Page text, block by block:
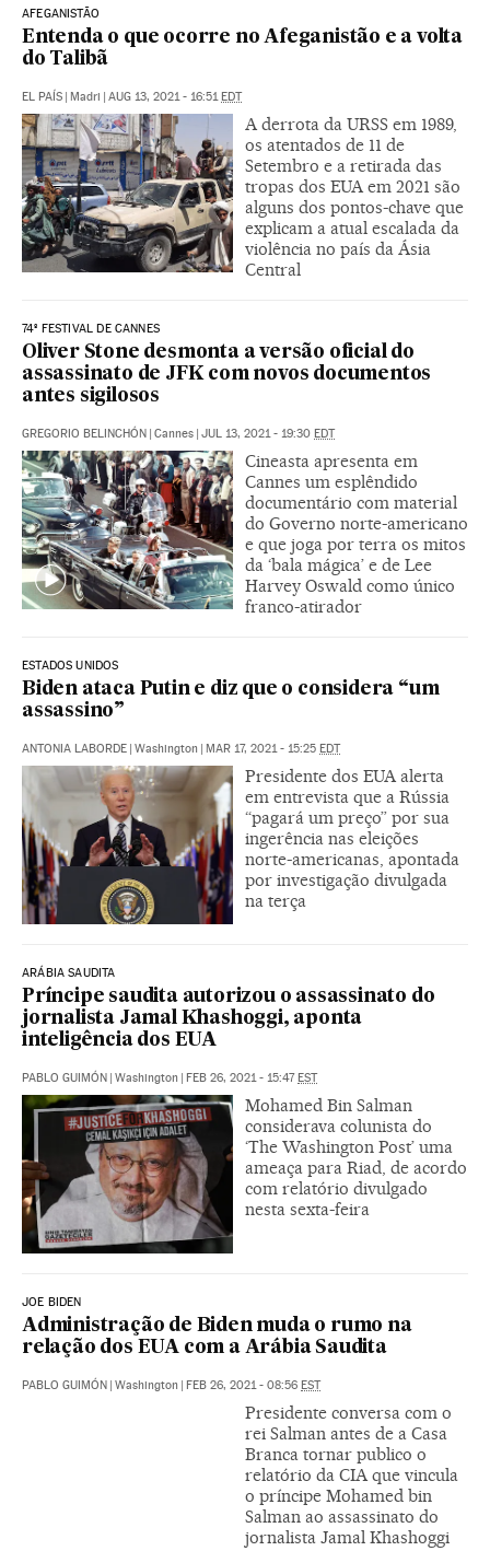
AFEGANISTÃO
Entenda o que ocorre no Afeganistão e a volta
do Talibã
EL PAÍS Madri AUG 13, 2021 - 16:51 EDT
A derrota da URSS em 1989,
os atentados de 11 de
Setembro e a retirada das
tropas dos EUA em 2021 são
alguns dos pontos-chave que
explicam a atual escalada da
violência no país da Ásia
Central
74º FESTIVAL DE CANNES
Oliver Stone desmonta a versão oficial do
assassinato de JFK com novos documentos
antes sigilosos
GREGORIO BELINCHÓN Cannes JUL 13, 2021 - 19:30 EDT
Cineasta apresenta em
Cannes um esplêndido
documentário com material
do Governo norte-americano
e que joga por terra os mitos
da ‘bala mágica’ e de Lee
Harvey Oswald como único
franco-atirador
ESTADOS UNIDOS
Biden ataca Putin e diz que o considera “um
assassino”
ANTONIA LABORDE Washington MAR 17, 2021 - 15:25 EDT
Presidente dos EUA alerta
em entrevista que a Rússia
“pagará um preço” por sua
ingerência nas eleições
norte-americanas, apontada
por investigação divulgada
na terça
ARÁBIA SAUDITA
Príncipe saudita autorizou o assassinato do
jornalista Jamal Khashoggi, aponta
inteligência dos EUA
PABLO GUIMÓN Washington FEB 26, 2021 - 15:47 EST
Mohamed Bin Salman
considerava colunista do
‘The Washington Post’ uma
ameaça para Riad, de acordo
com relatório divulgado
nesta sexta-feira
JOE BIDEN
Administração de Biden muda o rumo na
relação dos EUA com a Arábia Saudita
PABLO GUIMÓN Washington FEB 26, 2021 - 08:56 EST
Presidente conversa com o
rei Salman antes de a Casa
Branca tornar publico o
relatório da CIA que vincula
o príncipe Mohamed bin
Salman ao assassinato do
jornalista Jamal Khashoggi